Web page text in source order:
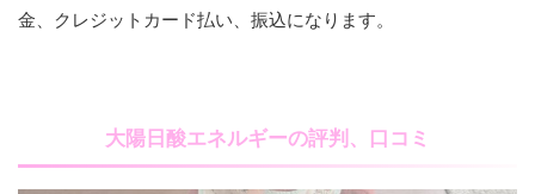
金、クレジットカード払い、振込になります。
大陽日酸エネルギーの評判、口コミ